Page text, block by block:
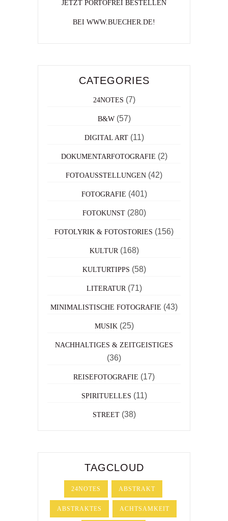
JETZT PORTOFREI BESTELLEN
BEI WWW.BUECHER.DE!
CATEGORIES
24NOTES (7)
B&W(57)
DIGITAL ART(11)
DOKUMENTARFOTOGRAFIE (2)
FOTOAUSSTELLUNGEN (42)
FOTOGRAFIE (401)
FOTOKUNST(280)
FOTOLYRIK & FOTOSTORIES (156)
KULTUR (168)
KULTURTIPPS (58)
LITERATUR (71)
MINIMALISTISCHE FOTOGRAFIE (43)
MUSIK (25)
NACHHALTIGES & ZEITGEISTIGES
(36)
REISEFOTOGRAFIE (17)
SPIRITUELLES (11)
STREET(38)
TAGCLOUD
24NOTES ABSTRAKT
ABSTRAKTES ACHTSAMKEIT